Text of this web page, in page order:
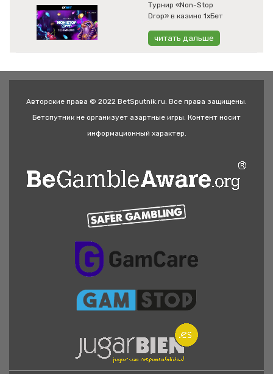
Турнир «Non-Stop
Drop» в казино 1хБет
читать дальше
Авторские права © 2022 BetSputnik.ru. Все права защищены.
Бетспутник не организует азартные игры. Контент носит
информационный характер.